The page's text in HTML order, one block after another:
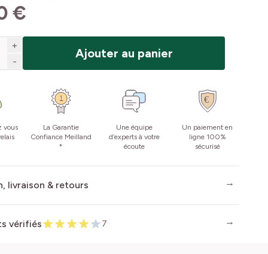
€
+
-
Ajouter au panier
vous
La Garantie
Confiance Meilland
*
Une équipe
d’experts à votre
écoute
Un paiement en
ligne 100%
sécurisé
livraison & retours
vérifiés 7